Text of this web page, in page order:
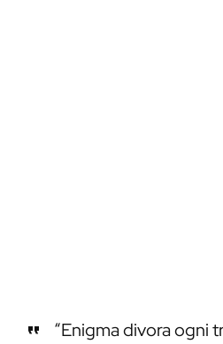
“Enigma divora ogni